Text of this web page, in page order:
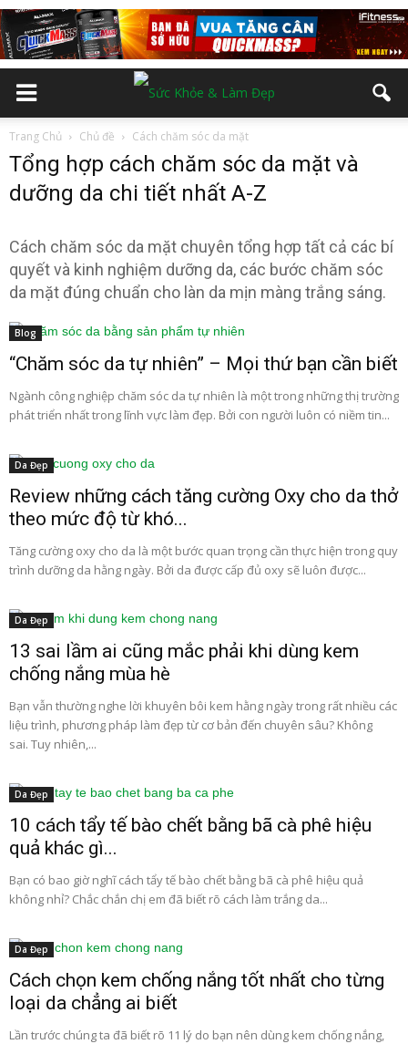
Trang Chủ Chủ đề Cách chăm sóc da mặt
Tổng hợp cách chăm sóc da mặt và
dưỡng da chi tiết nhất A-Z
Cách chăm sóc da mặt chuyên tổng hợp tất cả các bí
quyết và kinh nghiệm dưỡng da, các bước chăm sóc
da mặt đúng chuẩn cho làn da mịn màng trắng sáng.
Blog
“Chăm sóc da tự nhiên” – Mọi thứ bạn cần biết
Ngành công nghiệp chăm sóc da tự nhiên là một trong những thị trường
phát triển nhất trong lĩnh vực làm đẹp. Bởi con người luôn có niềm tin...
Da Đẹp
Review những cách tăng cường Oxy cho da thở
theo mức độ từ khó...
Tăng cường oxy cho da là một bước quan trọng cần thực hiện trong quy
trình dưỡng da hằng ngày. Bởi da được cấp đủ oxy sẽ luôn được...
Da Đẹp
13 sai lầm ai cũng mắc phải khi dùng kem
chống nắng mùa hè
Bạn vẫn thường nghe lời khuyên bôi kem hằng ngày trong rất nhiều các
liệu trình, phương pháp làm đẹp từ cơ bản đến chuyên sâu? Không
sai. Tuy nhiên,...
Da Đẹp
10 cách tẩy tế bào chết bằng bã cà phê hiệu
quả khác gì...
Bạn có bao giờ nghĩ cách tẩy tế bào chết bằng bã cà phê hiệu quả
không nhỉ? Chắc chắn chị em đã biết rõ cách làm trắng da...
Da Đẹp
Cách chọn kem chống nắng tốt nhất cho từng
loại da chẳng ai biết
Lần trước chúng ta đã biết rõ 11 lý do bạn nên dùng kem chống nắng,